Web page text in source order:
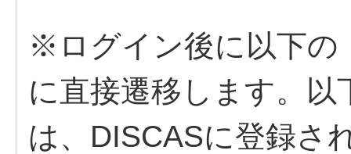
※ログイン後に以下の
に直接遷移します。
は、DISCASに登録さ